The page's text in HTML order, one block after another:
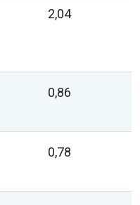
2,04
0,86
0,78